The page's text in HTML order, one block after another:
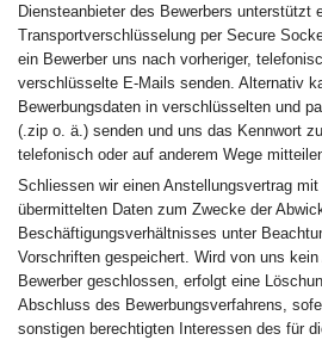
Diensteanbieter des Bewerbers unterstützt
Transportverschlüsselung per Secure
ein Bewerber uns nach vorheriger,
verschlüsselte E-Mails senden. Alternativ
Bewerbungsdaten in verschlüsselten und
(.zip o. ä.) senden und uns das Kennwort
telefonisch oder auf anderem Wege
Schliessen wir einen Anstellungsvertrag
übermittelten Daten zum Zwecke der
Beschäftigungsverhältnisses unter
Vorschriften gespeichert. Wird von uns
Bewerber geschlossen, erfolgt eine
Abschluss des Bewerbungsverfahrens,
sonstigen berechtigten Interessen des für